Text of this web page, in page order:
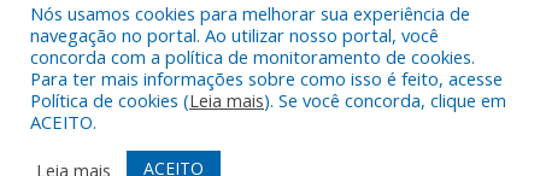
Todos os direitos reservados a Prefeitura Municipal de Afuá.
Mapa do Site Acessar Área Administrativa
Nós usamos cookies para melhorar sua experiência de
navegação no portal. Ao utilizar nosso portal, você
concorda com a política de monitoramento de cookies.
Para ter mais informações sobre como isso é feito, acesse
Política de cookies (Leia mais). Se você concorda, clique em
ACEITO.
Leia mais
ACEITO